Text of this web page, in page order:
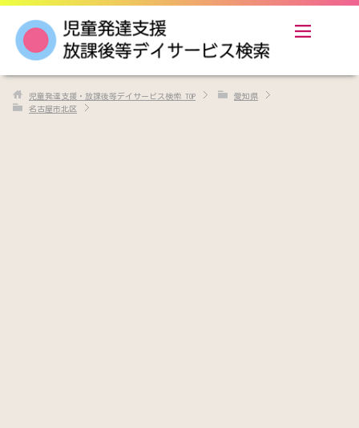
児童発達支援・放課後等デイサービス検索 TOP
愛知県
名古屋市北区